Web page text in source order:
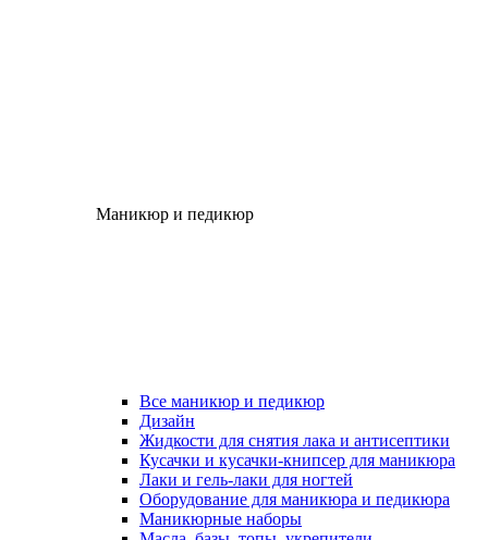
Маникюр и педикюр
Все маникюр и педикюр
Дизайн
Жидкости для снятия лака и антисептики
Кусачки и кусачки-книпсер для маникюра
Лаки и гель-лаки для ногтей
Оборудование для маникюра и педикюра
Маникюрные наборы